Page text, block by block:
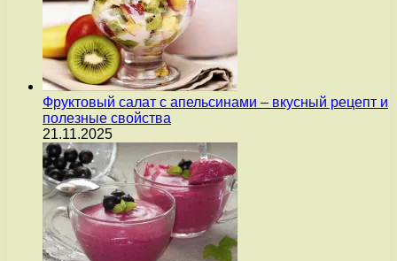
Фруктовый салат с апельсинами – вкусный рецепт и
полезные свойства
21.11.2025